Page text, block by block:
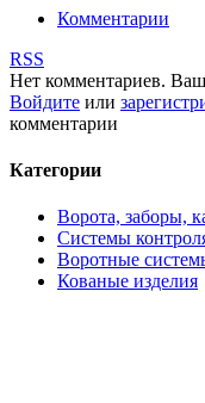
Комментарии
RSS
Нет комментариев.
Войдите или
комментарии
Категории
Ворота, заборы,
Системы
Воротные
Кованые изделия